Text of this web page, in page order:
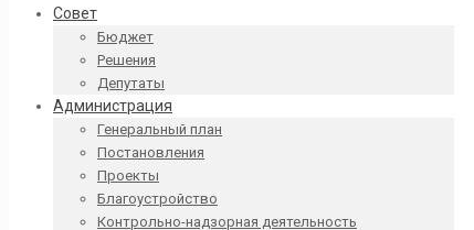
Совет
Бюджет
Решения
Депутаты
Администрация
Генеральный план
Постановления
Проекты
Благоустройство
Контрольно-надзорная деятельность